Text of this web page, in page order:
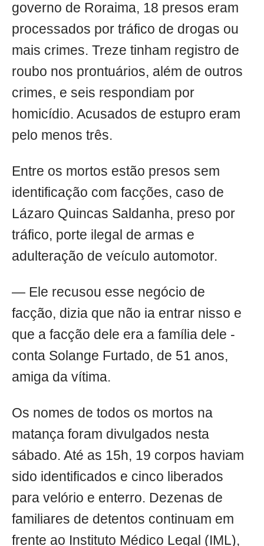
governo de Roraima, 18 presos eram
processados por tráfico de drogas ou
mais crimes. Treze tinham registro de
roubo nos prontuários, além de outros
crimes, e seis respondiam por
homicídio. Acusados de estupro eram
pelo menos três.
Entre os mortos estão presos sem
identificação com facções, caso de
Lázaro Quincas Saldanha, preso por
tráfico, porte ilegal de armas e
adulteração de veículo automotor.
— Ele recusou esse negócio de
facção, dizia que não ia entrar nisso e
que a facção dele era a família dele -
conta Solange Furtado, de 51 anos,
amiga da vítima.
Os nomes de todos os mortos na
matança foram divulgados nesta
sábado. Até as 15h, 19 corpos haviam
sido identificados e cinco liberados
para velório e enterro. Dezenas de
familiares de detentos continuam em
frente ao Instituto Médico Legal (IML),